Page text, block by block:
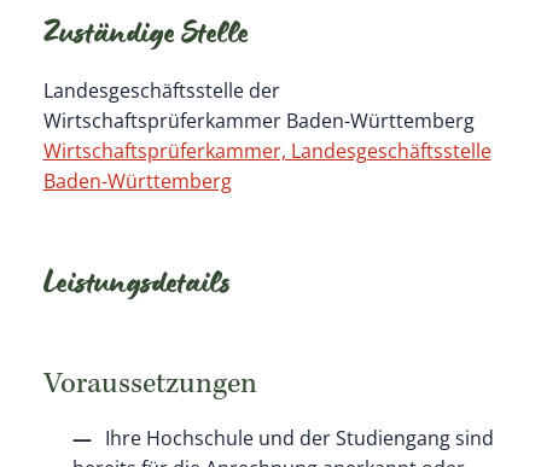
Zuständige Stelle
Landesgeschäftsstelle der
Wirtschaftsprüferkammer Baden-Württemberg
Wirtschaftsprüferkammer, Landesgeschäftsstelle
Baden-Württemberg
Leistungsdetails
Voraussetzungen
Ihre Hochschule und der Studiengang sind